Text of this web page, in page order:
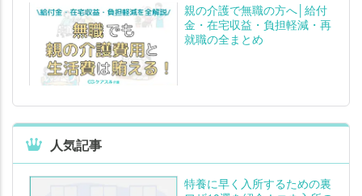
親の介護で無職の方へ│給付
金・在宅収益・負担軽減・再
就職の全まとめ
人気記事
特養に早く入所するための裏